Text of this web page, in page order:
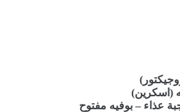
عذاء – بوفيه مفتوح